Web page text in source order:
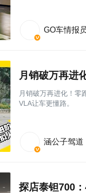
GO车情报
月销破万再进化！零
VLA让车更懂路。
涵公子驾道
探店泰钽700